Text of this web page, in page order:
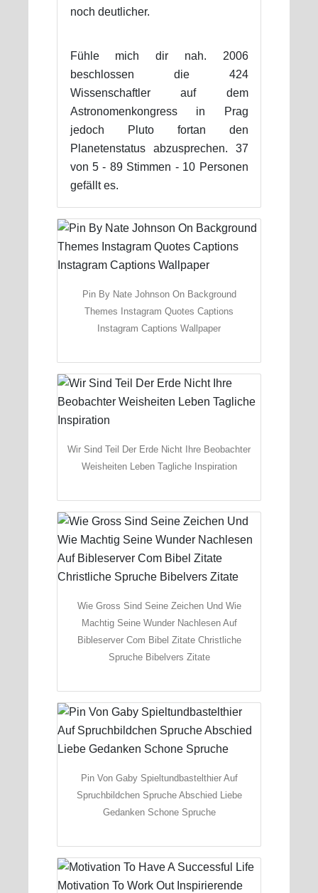
noch deutlicher.
Fühle mich dir nah. 2006
beschlossen die 424
Wissenschaftler auf dem
Astronomenkongress in Prag
jedoch Pluto fortan den
Planetenstatus abzusprechen. 37
von 5 - 89 Stimmen - 10 Personen
gefällt es.
Pin By Nate Johnson On Background
Themes Instagram Quotes Captions
Instagram Captions Wallpaper
Wir Sind Teil Der Erde Nicht Ihre Beobachter
Weisheiten Leben Tagliche Inspiration
Wie Gross Sind Seine Zeichen Und Wie
Machtig Seine Wunder Nachlesen Auf
Bibleserver Com Bibel Zitate Christliche
Spruche Bibelvers Zitate
Pin Von Gaby Spieltundbastelthier Auf
Spruchbildchen Spruche Abschied Liebe
Gedanken Schone Spruche